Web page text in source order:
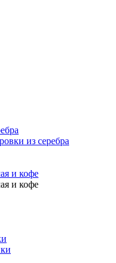
из серебра
и кофе
и кофе